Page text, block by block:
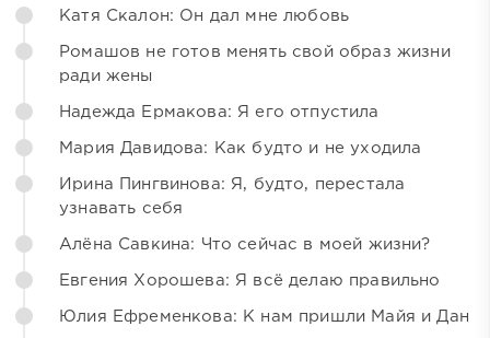
Катя Скалон: Он дал мне любовь
Ромашов не готов менять свой образ жизни
ради жены
Надежда Ермакова: Я его отпустила
Мария Давидова: Как будто и не уходила
Ирина Пингвинова: Я, будто, перестала
узнавать себя
Алёна Савкина: Что сейчас в моей жизни?
Евгения Хорошева: Я всё делаю правильно
Юлия Ефременкова: К нам пришли Майя и Дан